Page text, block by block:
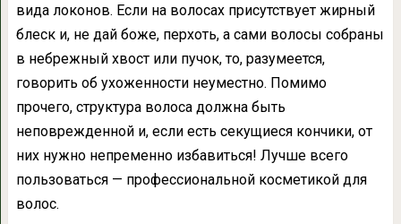
вида локонов. Если на волосах присутствует жирный
блеск и, не дай боже, перхоть, а сами волосы собраны
в небрежный хвост или пучок, то, разумеется,
говорить об ухоженности неуместно. Помимо
прочего, структура волоса должна быть
неповрежденной и, если есть секущиеся кончики, от
них нужно непременно избавиться! Лучше всего
пользоваться — профессиональной косметикой для
волос.